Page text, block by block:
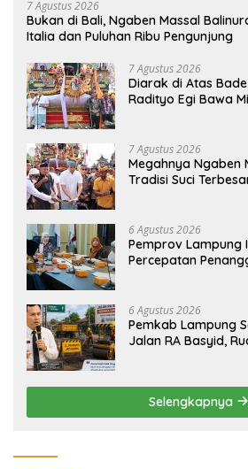
7 Agustus 2026
Bukan di Bali, Ngaben Massal
Italia dan Puluhan Ribu Pengunjung
7 Agustus 2026
Diarak di Atas
Radityo Egi Bawa
7 Agustus 2026
Megahnya Ngaben
Tradisi Suci
6 Agustus 2026
Pemprov Lampung
Percepatan
6 Agustus 2026
Pemkab Lampung
Jalan RA Basyid,
Selengkapnya